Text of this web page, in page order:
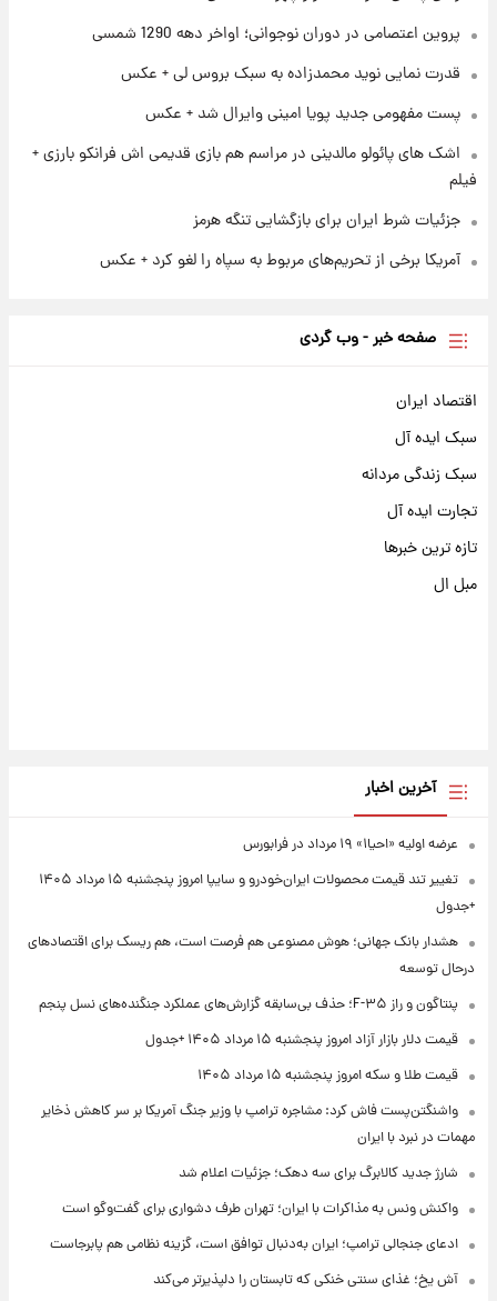
۲۳ ساعت پیش
هسته‌ای در آسمان ظاهر شد
پروین اعتصامی در دوران نوجوانی؛ اواخر دهه 1290 شمسی
قدرت نمایی نوید محمدزاده به سبک بروس لی + عکس
پست مفهومی جدید پویا امینی وایرال شد + عکس
اشک های پائولو مالدینی در مراسم هم بازی قدیمی اش فرانکو بارزی +
فیلم
جزئیات شرط ایران برای بازگشایی تنگه هرمز
آمریکا برخی از تحریم‌های مربوط به سپاه را لغو کرد + عکس
صفحه خبر - وب گردی
اقتصاد ایران
سبک ایده آل
سبک زندگی مردانه
تجارت ایده آل
تازه ترین خبرها
مبل ال
آخرین اخبار
عرضه اولیه «احیا۱» ۱۹ مرداد در فرابورس
تغییر تند قیمت محصولات ایران‌خودرو و سایپا امروز پنجشنبه ۱۵ مرداد ۱۴۰۵
+جدول
هشدار بانک جهانی؛ هوش مصنوعی هم فرصت است، هم ریسک برای اقتصادهای
درحال توسعه
پنتاگون و راز F-۳۵؛ حذف بی‌سابقه گزارش‌های عملکرد جنگنده‌های نسل پنجم
قیمت دلار بازار آزاد امروز پنجشنبه ۱۵ مرداد ۱۴۰۵ +جدول
قیمت طلا و سکه امروز پنجشنبه ۱۵ مرداد ۱۴۰۵
واشنگتن‌پست فاش کرد: مشاجره ترامپ با وزیر جنگ آمریکا بر سر کاهش ذخایر
مهمات در نبرد با ایران
شارژ جدید کالابرگ برای سه دهک؛ جزئیات اعلام شد
واکنش ونس به مذاکرات با ایران؛ تهران طرف دشواری برای گفت‌وگو است
ادعای جنجالی ترامپ؛ ایران به‌دنبال توافق است، گزینه نظامی هم پابرجاست
آش یخ؛ غذای سنتی خنکی که تابستان را دلپذیرتر می‌کند